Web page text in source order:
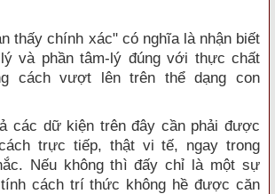
chính xác" có nghĩa là nhận biết
và phần tâm-lý đúng với thực chất
cách vượt lên trên thể dạng con
kiện trên đây cần phải được
trực tiếp, thật vi tế, ngay trong
Nếu không thì đấy chỉ là một sự
cách trí thức không hề được căn